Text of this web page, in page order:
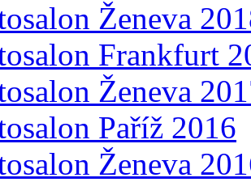
Ženeva
Frankfurt
Ženeva
Paříž 2016
Ženeva